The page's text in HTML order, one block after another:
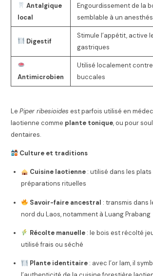
Antalgique
local
Engourdissement de la
semblable à un
Digestif
Stimule l’appétit, active
gastriques
Antimicrobien
Utilisé localement
buccales
LePiper ribesioides est parfois utilisé en
laotienne comme plante tonique, ou pour
dentaires.
Culture et traditions
Cuisine laotienne : utilisé dans les
préparations rituelles
Savoir-faire ancestral : transmis dans
nord du Laos, notamment à Luang Prabang
Récolte manuelle : le bois est récolté
utilisé frais ou séché
Plante identitaire : avec l’or lam, il